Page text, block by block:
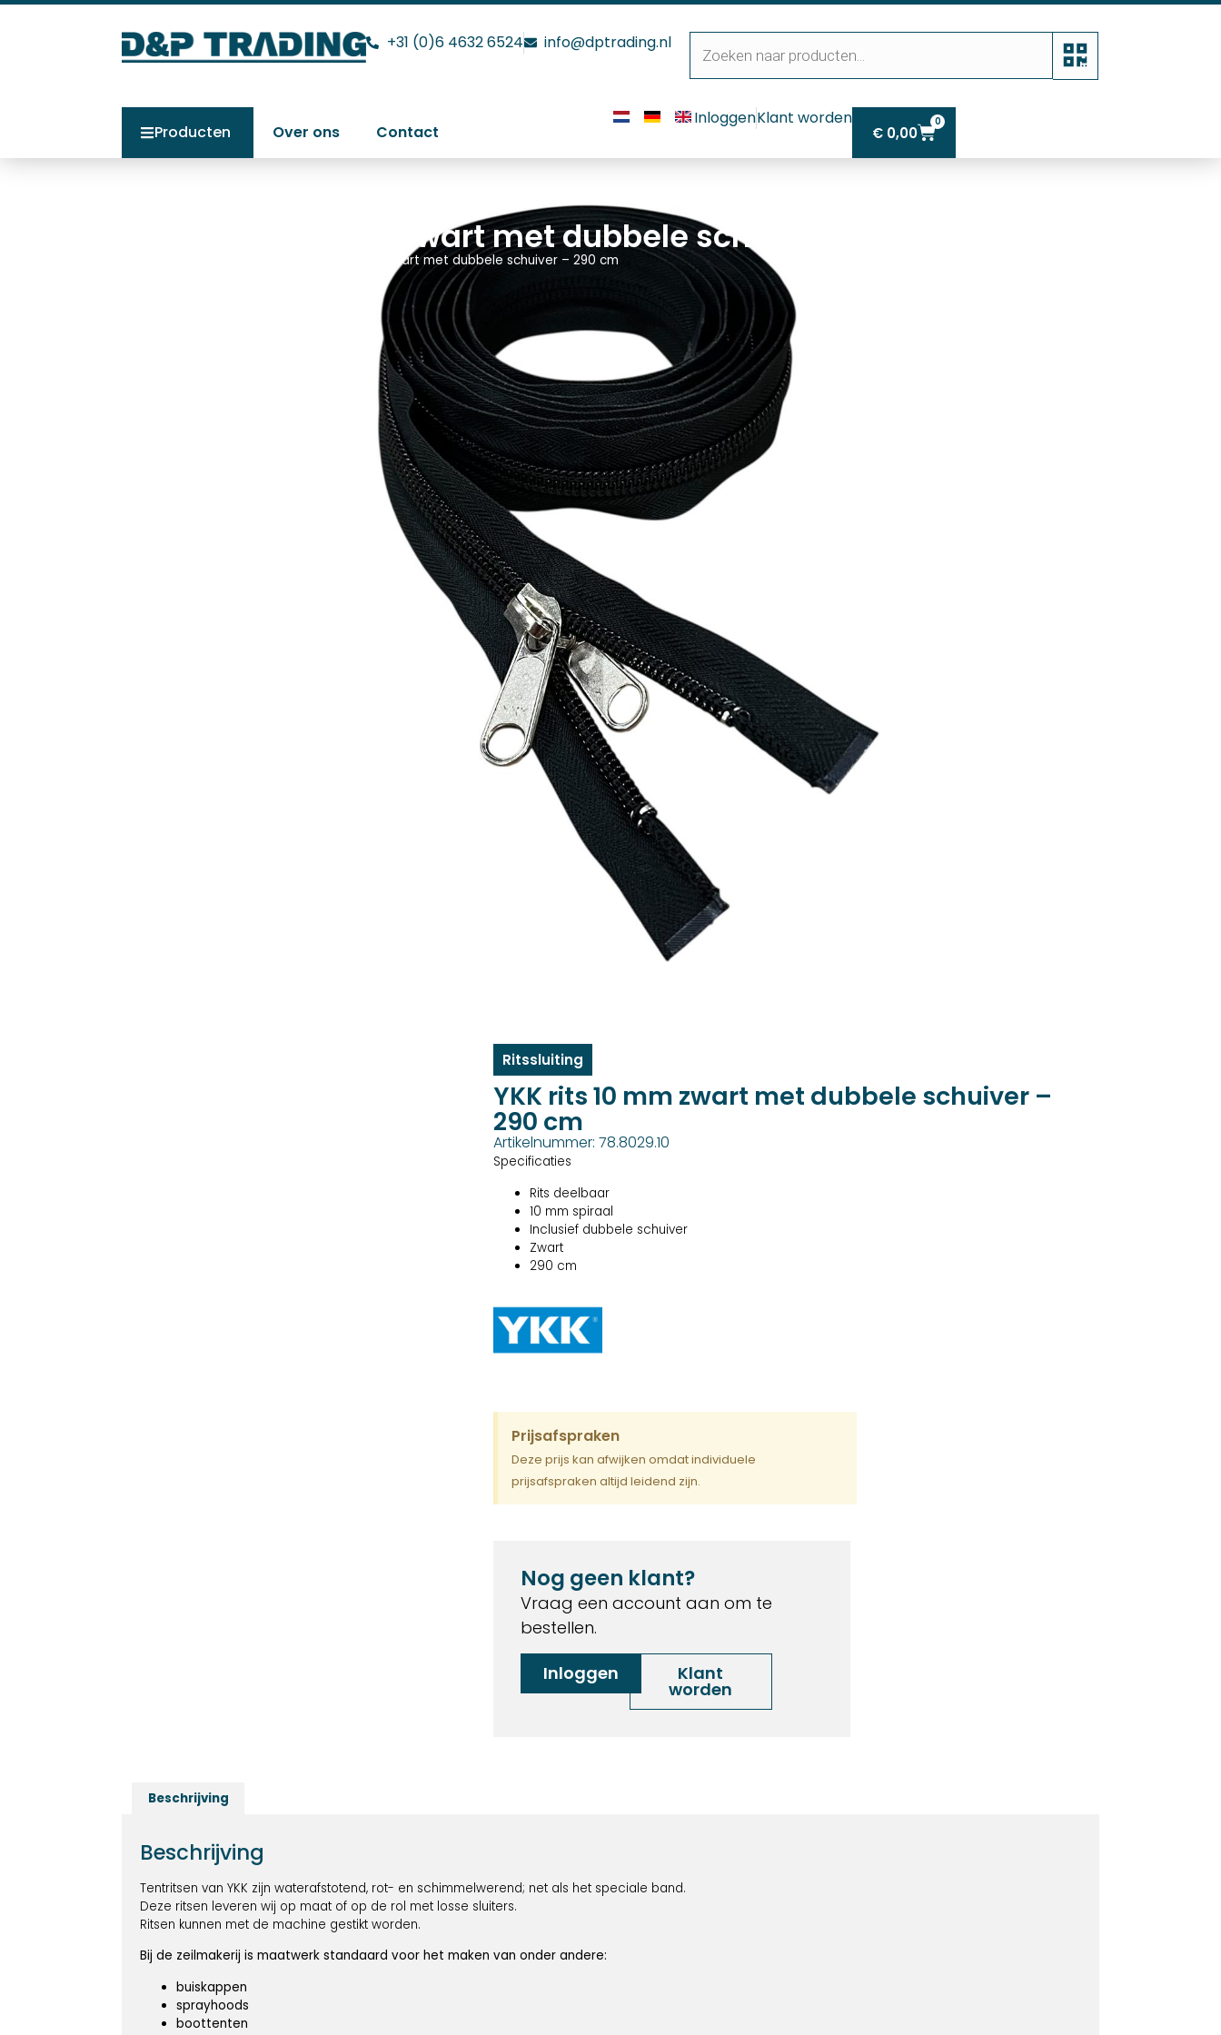
+31 (0)6 4632 6524 info@dptrading.nl
Producten Over ons Contact
InloggenKlant worden
€ 0,00
0
YKK rits 10 mm zwart met dubbele schuiver – 290 cm
YKK rits 10 mm zwart met dubbele schuiver – 290 cm
Ritssluiting
YKK rits 10 mm zwart met dubbele schuiver –
290 cm
Artikelnummer: 78.8029.10
Specificaties
Rits deelbaar
10 mm spiraal
Inclusief dubbele schuiver
Zwart
290 cm
Prijsafspraken
Deze prijs kan afwijken omdat individuele
prijsafspraken altijd leidend zijn.
Nog geen klant?
Vraag een account aan om te
bestellen.
Inloggen
Klant
worden
Beschrijving
Beschrijving
Tentritsen van YKK zijn waterafstotend, rot- en schimmelwerend; net als het speciale band.
Deze ritsen leveren wij op maat of op de rol met losse sluiters.
Ritsen kunnen met de machine gestikt worden.
Bij de zeilmakerij is maatwerk standaard voor het maken van onder andere:
buiskappen
sprayhoods
boottenten